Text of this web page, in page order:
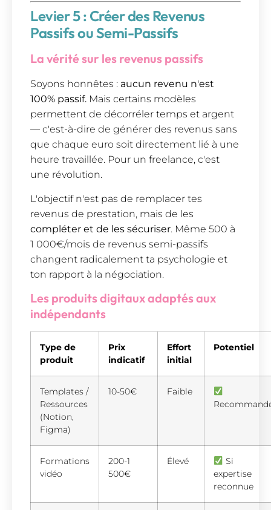
Levier 5 : Créer des Revenus
Passifs ou Semi-Passifs
La vérité sur les revenus passifs
Soyons honnêtes : aucun revenu n'est
100% passif. Mais certains modèles
permettent de décorréler temps et argent
— c'est-à-dire de générer des revenus sans
que chaque euro soit directement lié à une
heure travaillée. Pour un freelance, c'est
une révolution.
L'objectif n'est pas de remplacer tes
revenus de prestation, mais de les
compléter et de les sécuriser. Même 500 à
1 000€/mois de revenus semi-passifs
changent radicalement ta psychologie et
ton rapport à la négociation.
Les produits digitaux adaptés aux
indépendants
Type de
produit
Prix
indicatif
Effort
initial
Potentiel
Templates /
Ressources
(Notion,
Figma)
10-50€
Faible
Formations
vidéo
200-1
500€
Élevé
Si
expertise
reconnue